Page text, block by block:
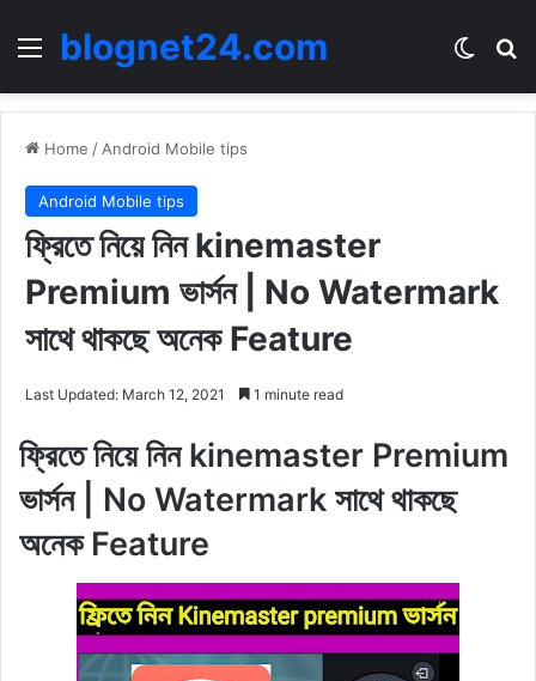
Menublognet24.com
Home / Android Mobile tips
Android Mobile tips
ফ্রিতে নিয়ে নিন kinemaster
Premium ভার্সন | No Watermark
সাথে থাকছে অনেক Feature
Last Updated: March 12, 2021 1 minute read
ফ্রিতে নিয়ে নিন kinemaster Premium
ভার্সন | No Watermark সাথে থাকছে
অনেক Feature